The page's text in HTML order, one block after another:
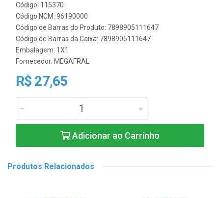
Código: 115370
Código NCM: 96190000
Código de Barras do Produto: 7898905111647
Código de Barras da Caixa: 7898905111647
Embalagem: 1X1
Fornecedor: MEGAFRAL
R$ 27,65
Adicionar ao Carrinho
Produtos Relacionados